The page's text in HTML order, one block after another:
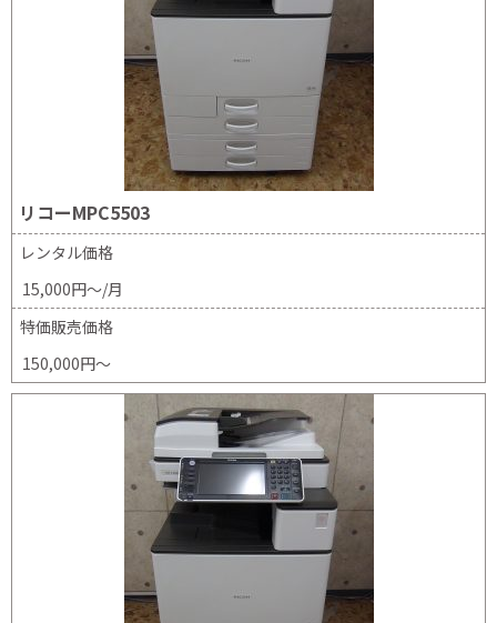
リコーMPC5503
レンタル価格
15,000円～/月
特価販売価格
150,000円～